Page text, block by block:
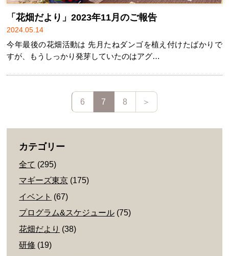
「花畑だより」2023年11月のご報告
2024.05.14
今年最後の花畑活動は 先月たねダンゴを植え付けたばかりで
すが、もうしっかり発芽していたのはアグ…
6 7 8 ＞
カテゴリー
全て (295)
マギーズ東京 (175)
イベント (67)
プログラム&スケジュール (75)
花畑だより (38)
研修 (19)